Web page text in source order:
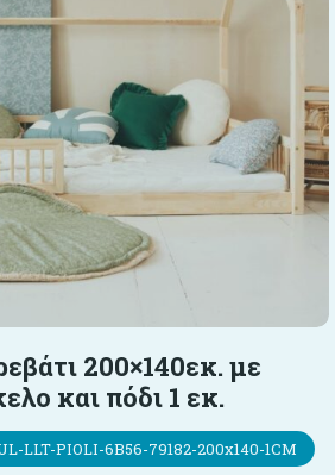
200×140εκ. με
και πόδι 1 εκ.
LLT-PIOLI-6B56-79182-200x140-1CM